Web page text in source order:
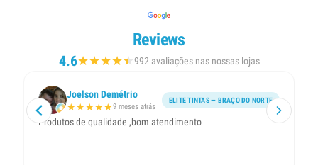
Reviews
4.6★★★★★
★992 avaliações nas nossas lojas
Joelson Demétrio
★★★★★9 meses atrás
ELITE TINTAS — BRAÇO DO NORTE
Produtos de qualidade ,bom atendimento